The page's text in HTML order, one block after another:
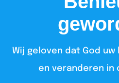
Wij geloven dat God uw
en veranderen in